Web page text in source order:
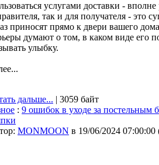
услугами доставки -
так и для получателя - это
приносят прямо к двери вашего
думают о том, в каком виде его
улыбку.
дальше... | 3059 байт
: 9 ошибок в уходе за постельным
MONMOON в 19/06/2024 07:00:00